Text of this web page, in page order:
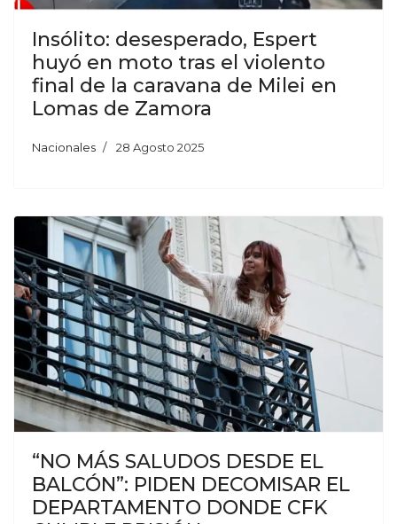
Insólito: desesperado, Espert
huyó en moto tras el violento
final de la caravana de Milei en
Lomas de Zamora
Nacionales 28 Agosto 2025
“NO MÁS SALUDOS DESDE EL
BALCÓN”: PIDEN DECOMISAR EL
DEPARTAMENTO DONDE CFK